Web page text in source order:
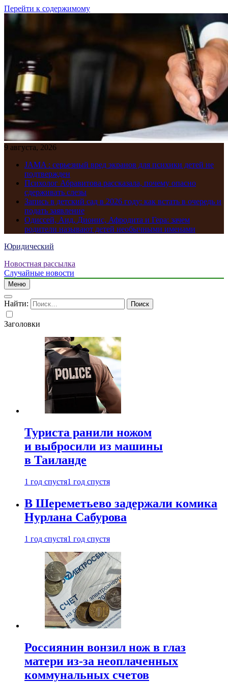
Перейти к содержимому
9 августа, 2026
JAMA : серьезный вред экранов для психики детей не
подтвержден
Психолог Абравитова рассказала, почему опасно
сдерживать слезы
Запись в детский сад в 2026 году: как встать в очередь и
подать заявление
Одиссей, Аид, Дионис, Афродита и Гера: зачем
родители называют детей необычными именами
Юридический
Новостная рассылка
Случайные новости
Меню
Найти:
Заголовки
Туриста ранили ножом
и выбросили из машины
в Таиланде
1 год спустя1 год спустя
В Шереметьево задержали комика
Нурлана Сабурова
1 год спустя1 год спустя
Россиянин вонзил нож в глаз
матери из-за неоплаченных
коммунальных счетов